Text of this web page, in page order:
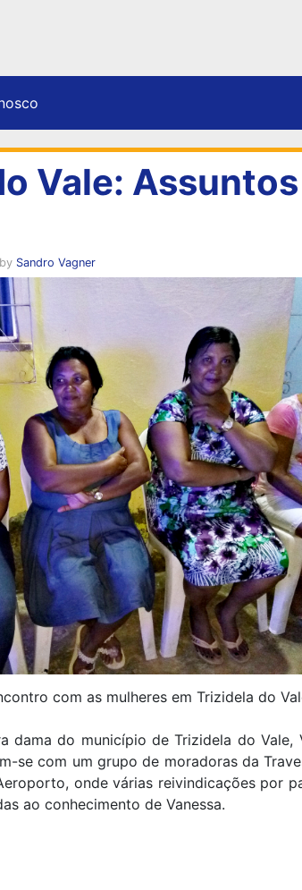
Vale:
by Sandro Vagner
com as mulheres em Trizidela do
dama do município de Trizidela do Vale,
se com um grupo de moradoras da
onde várias reivindicações por
ao conhecimento de Vanessa.